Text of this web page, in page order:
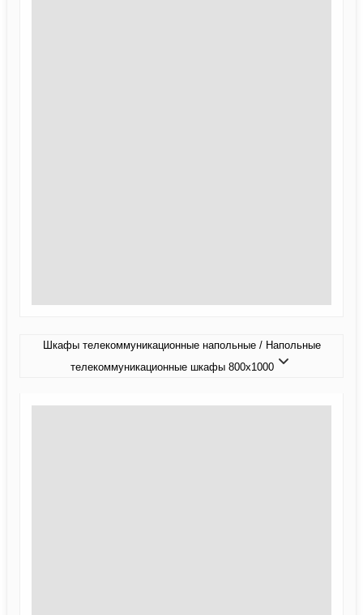
Шкафы телекоммуникационные напольные / Напольные
телекоммуникационные шкафы 800x1000